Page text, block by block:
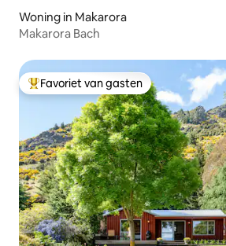
Woning in Makarora
Makarora Bach
Topfavoriet van gasten
Favoriet van gasten